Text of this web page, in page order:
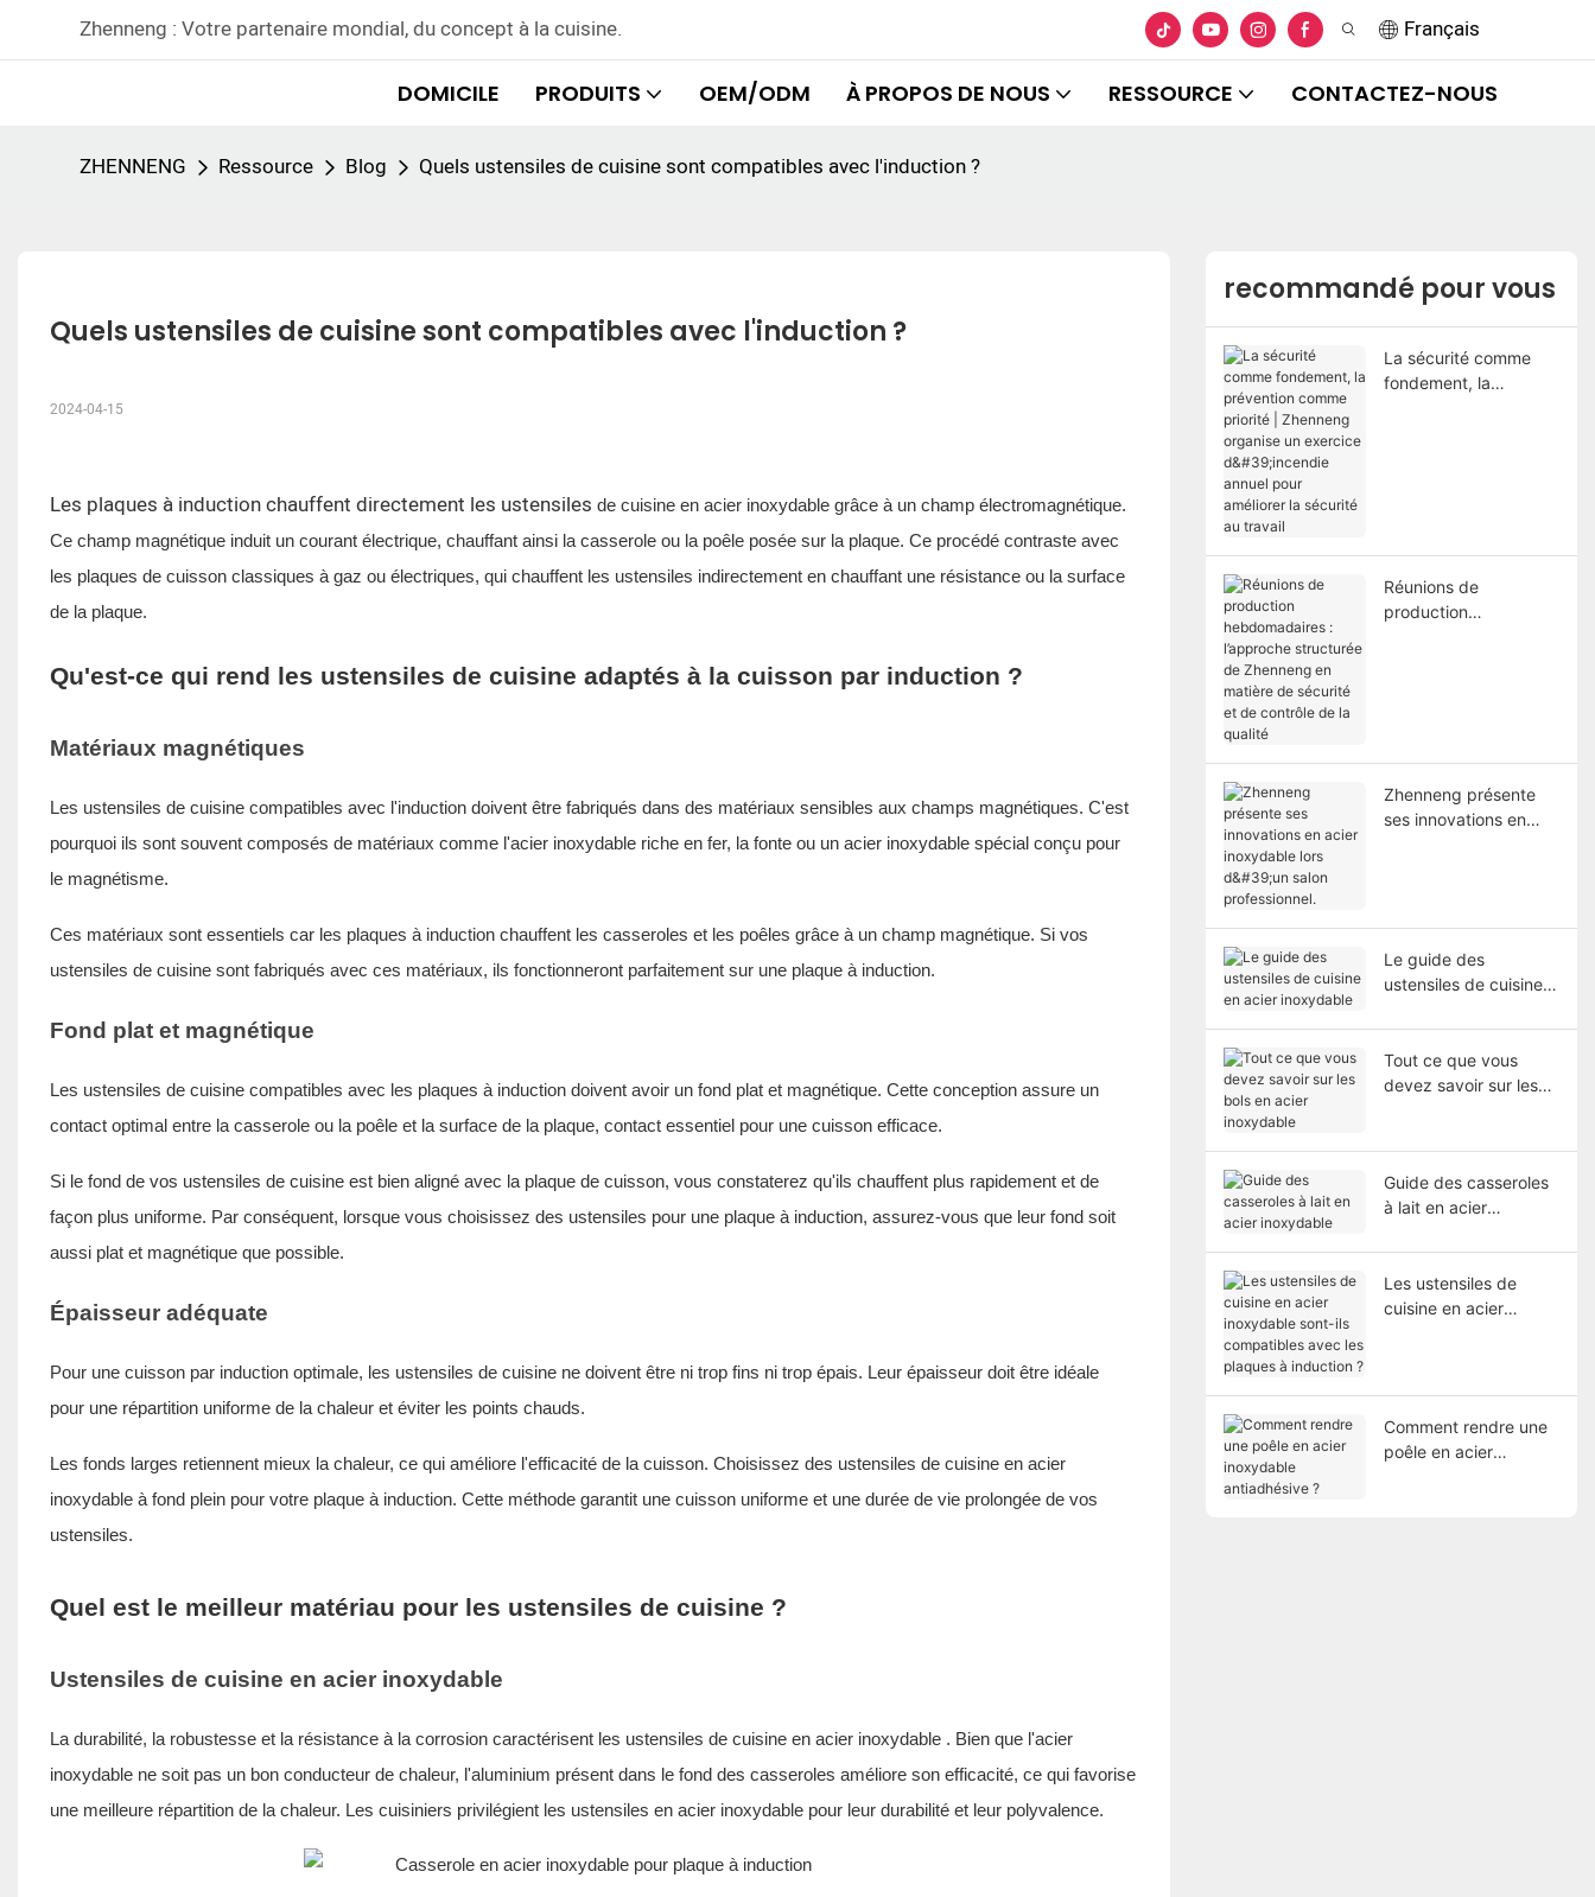
Zhenneng : Votre partenaire mondial, du concept à la cuisine. Français
DOMICILE PRODUITS OEM/ODM À PROPOS DE NOUS RESSOURCE CONTACTEZ-NOUS
ZHENNENG Ressource Blog Quels ustensiles de cuisine sont compatibles avec l'induction ?
Quels ustensiles de cuisine sont compatibles avec l'induction ?
2024-04-15
Les plaques à induction chauffent directement les ustensiles de cuisine en acier inoxydable grâce à un champ électromagnétique.
Ce champ magnétique induit un courant électrique, chauffant ainsi la casserole ou la poêle posée sur la plaque. Ce procédé contraste avec
les plaques de cuisson classiques à gaz ou électriques, qui chauffent les ustensiles indirectement en chauffant une résistance ou la surface
de la plaque.
Qu'est-ce qui rend les ustensiles de cuisine adaptés à la cuisson par induction ?
Matériaux magnétiques
Les ustensiles de cuisine compatibles avec l'induction doivent être fabriqués dans des matériaux sensibles aux champs magnétiques. C'est
pourquoi ils sont souvent composés de matériaux comme l'acier inoxydable riche en fer, la fonte ou un acier inoxydable spécial conçu pour
le magnétisme.
Ces matériaux sont essentiels car les plaques à induction chauffent les casseroles et les poêles grâce à un champ magnétique. Si vos
ustensiles de cuisine sont fabriqués avec ces matériaux, ils fonctionneront parfaitement sur une plaque à induction.
Fond plat et magnétique
Les ustensiles de cuisine compatibles avec les plaques à induction doivent avoir un fond plat et magnétique. Cette conception assure un
contact optimal entre la casserole ou la poêle et la surface de la plaque, contact essentiel pour une cuisson efficace.
Si le fond de vos ustensiles de cuisine est bien aligné avec la plaque de cuisson, vous constaterez qu'ils chauffent plus rapidement et de
façon plus uniforme. Par conséquent, lorsque vous choisissez des ustensiles pour une plaque à induction, assurez-vous que leur fond soit
aussi plat et magnétique que possible.
Épaisseur adéquate
Pour une cuisson par induction optimale, les ustensiles de cuisine ne doivent être ni trop fins ni trop épais. Leur épaisseur doit être idéale
pour une répartition uniforme de la chaleur et éviter les points chauds.
Les fonds larges retiennent mieux la chaleur, ce qui améliore l'efficacité de la cuisson. Choisissez des ustensiles de cuisine en acier
inoxydable à fond plein pour votre plaque à induction. Cette méthode garantit une cuisson uniforme et une durée de vie prolongée de vos
ustensiles.
Quel est le meilleur matériau pour les ustensiles de cuisine ?
Ustensiles de cuisine en acier inoxydable
La durabilité, la robustesse et la résistance à la corrosion caractérisent les ustensiles de cuisine en acier inoxydable . Bien que l'acier
inoxydable ne soit pas un bon conducteur de chaleur, l'aluminium présent dans le fond des casseroles améliore son efficacité, ce qui favorise
une meilleure répartition de la chaleur. Les cuisiniers privilégient les ustensiles en acier inoxydable pour leur durabilité et leur polyvalence.
recommandé pour vous
La sécurité comme
fondement, la
Réunions de
production
qualité
Zhenneng présente
ses innovations en
Le guide des
ustensiles de cuisine
Tout ce que vous
devez savoir sur les
Guide des casseroles
à lait en acier
Les ustensiles de
cuisine en acier
Comment rendre une
poêle en acier